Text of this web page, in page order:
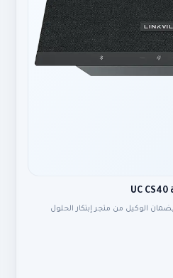
2486 الأصلي بضمان الوكيل من متجر إبتكار الحلول